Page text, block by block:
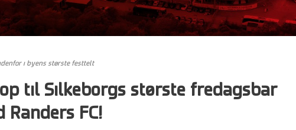
i byens største festtelt
til Silkeborgs største fredagsbar
Randers FC!